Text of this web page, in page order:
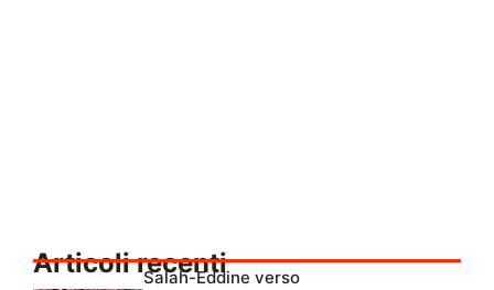
Articoli recenti
Salah-Eddine verso